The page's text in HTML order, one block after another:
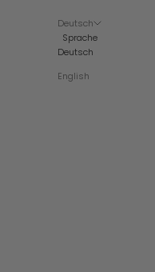
Deutsch
Sprache
Deutsch
English